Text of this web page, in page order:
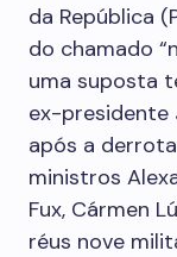
da República
do chamado
uma suposta
ex-presidente
após a
ministros
Fux, Cármen
réus nove